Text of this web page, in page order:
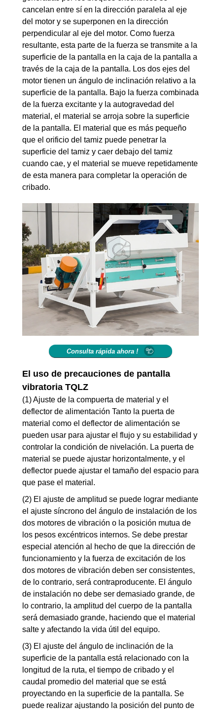
cancelan entre sí en la dirección paralela al eje
del motor y se superponen en la dirección
perpendicular al eje del motor. Como fuerza
resultante, esta parte de la fuerza se transmite a la
superficie de la pantalla en la caja de la pantalla a
través de la caja de la pantalla. Los dos ejes del
motor tienen un ángulo de inclinación relativo a la
superficie de la pantalla. Bajo la fuerza combinada
de la fuerza excitante y la autogravedad del
material, el material se arroja sobre la superficie
de la pantalla. El material que es más pequeño
que el orificio del tamiz puede penetrar la
superficie del tamiz y caer debajo del tamiz
cuando cae, y el material se mueve repetidamente
de esta manera para completar la operación de
cribado.
Consulta rápida ahora !
El uso de precauciones de pantalla
vibratoria TQLZ
(1) Ajuste de la compuerta de material y el
deflector de alimentación Tanto la puerta de
material como el deflector de alimentación se
pueden usar para ajustar el flujo y su estabilidad y
controlar la condición de nivelación. La puerta de
material se puede ajustar horizontalmente, y el
deflector puede ajustar el tamaño del espacio para
que pase el material.
(2) El ajuste de amplitud se puede lograr mediante
el ajuste síncrono del ángulo de instalación de los
dos motores de vibración o la posición mutua de
los pesos excéntricos internos. Se debe prestar
especial atención al hecho de que la dirección de
funcionamiento y la fuerza de excitación de los
dos motores de vibración deben ser consistentes,
de lo contrario, será contraproducente. El ángulo
de instalación no debe ser demasiado grande, de
lo contrario, la amplitud del cuerpo de la pantalla
será demasiado grande, haciendo que el material
salte y afectando la vida útil del equipo.
(3) El ajuste del ángulo de inclinación de la
superficie de la pantalla está relacionado con la
longitud de la ruta, el tiempo de cribado y el
caudal promedio del material que se está
proyectando en la superficie de la pantalla. Se
puede realizar ajustando la posición del punto de